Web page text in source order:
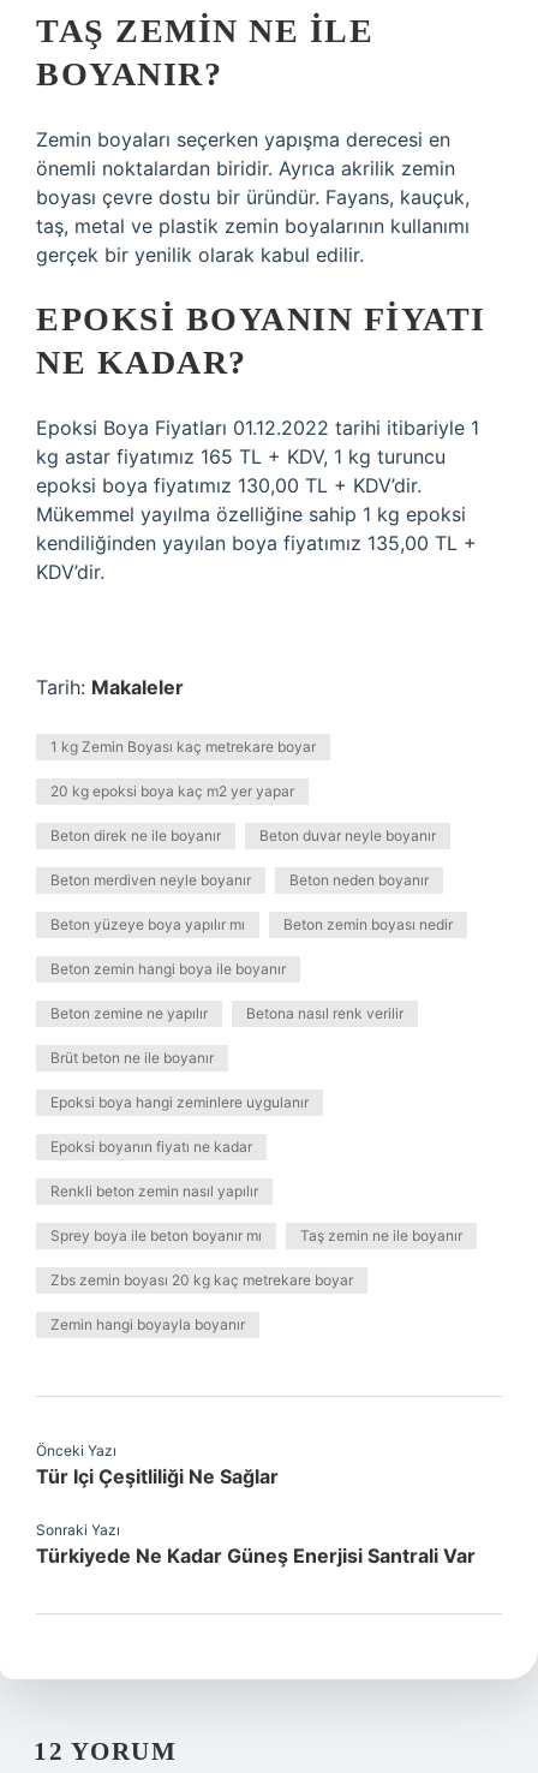
TAŞ ZEMIN NE ILE
BOYANIR?
Zemin boyaları seçerken yapışma derecesi en
önemli noktalardan biridir. Ayrıca akrilik zemin
boyası çevre dostu bir üründür. Fayans, kauçuk,
taş, metal ve plastik zemin boyalarının kullanımı
gerçek bir yenilik olarak kabul edilir.
EPOKSI BOYANIN FIYATI
NE KADAR?
Epoksi Boya Fiyatları 01.12.2022 tarihi itibariyle 1
kg astar fiyatımız 165 TL + KDV, 1 kg turuncu
epoksi boya fiyatımız 130,00 TL + KDV’dir.
Mükemmel yayılma özelliğine sahip 1 kg epoksi
kendiliğinden yayılan boya fiyatımız 135,00 TL +
KDV’dir.
Tarih: Makaleler
1 kg Zemin Boyası kaç metrekare boyar
20 kg epoksi boya kaç m2 yer yapar
Beton direk ne ile boyanır Beton duvar neyle boyanır
Beton merdiven neyle boyanır Beton neden boyanır
Beton yüzeye boya yapılır mı Beton zemin boyası nedir
Beton zemin hangi boya ile boyanır
Beton zemine ne yapılır Betona nasıl renk verilir
Brüt beton ne ile boyanır
Epoksi boya hangi zeminlere uygulanır
Epoksi boyanın fiyatı ne kadar
Renkli beton zemin nasıl yapılır
Sprey boya ile beton boyanır mı Taş zemin ne ile boyanır
Zbs zemin boyası 20 kg kaç metrekare boyar
Zemin hangi boyayla boyanır
Önceki Yazı
Tür Içi Çeşitliliği Ne Sağlar
Sonraki Yazı
Türkiyede Ne Kadar Güneş Enerjisi Santrali Var
12 YORUM